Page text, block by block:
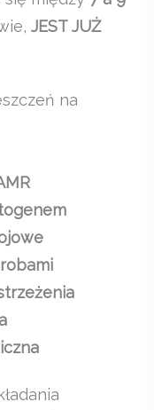
JEST JUŻ
na